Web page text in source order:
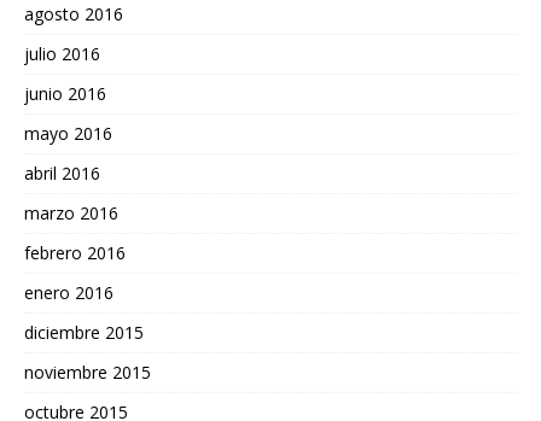
agosto 2016
julio 2016
junio 2016
mayo 2016
abril 2016
marzo 2016
febrero 2016
enero 2016
diciembre 2015
noviembre 2015
octubre 2015